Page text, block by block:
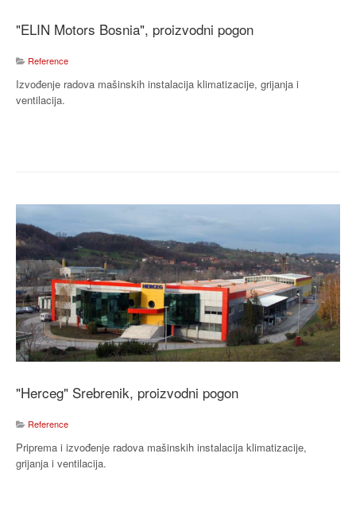
"ELIN Motors Bosnia", proizvodni pogon
Reference
Izvođenje radova mašinskih instalacija klimatizacije, grijanja i
ventilacija.
"Herceg" Srebrenik, proizvodni pogon
Reference
Priprema i izvođenje radova mašinskih instalacija klimatizacije,
grijanja i ventilacija.